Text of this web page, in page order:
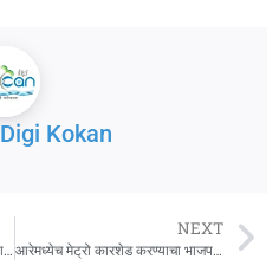
Digi Kokan
कर्मवीर भाऊराव पाटील विद्यालयात विद्यार्थ्यांचा सत्कार
NEXT
आरेमध्येच मेट्रो कारशेड करण्याचा भाजप सरकारचा निर्णय मुंबईकरांच्या आरोग्याशी खेळणारा : नाना पटोले